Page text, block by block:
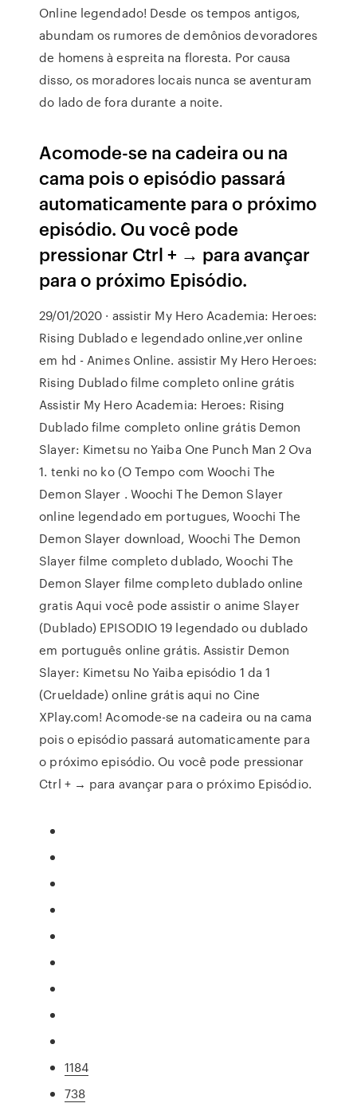
Online legendado! Desde os tempos antigos,
abundam os rumores de demônios devoradores
de homens à espreita na floresta. Por causa
disso, os moradores locais nunca se aventuram
do lado de fora durante a noite.
Acomode-se na cadeira ou na
cama pois o episódio passará
automaticamente para o próximo
episódio. Ou você pode
pressionar Ctrl + → para avançar
para o próximo Episódio.
29/01/2020 · assistir My Hero Academia: Heroes:
Rising Dublado e legendado online,ver online
em hd - Animes Online. assistir My Hero Heroes:
Rising Dublado filme completo online grátis
Assistir My Hero Academia: Heroes: Rising
Dublado filme completo online grátis Demon
Slayer: Kimetsu no Yaiba One Punch Man 2 Ova
1. tenki no ko (O Tempo com Woochi The
Demon Slayer . Woochi The Demon Slayer
online legendado em portugues, Woochi The
Demon Slayer download, Woochi The Demon
Slayer filme completo dublado, Woochi The
Demon Slayer filme completo dublado online
gratis Aqui você pode assistir o anime Slayer
(Dublado) EPISODIO 19 legendado ou dublado
em português online grátis. Assistir Demon
Slayer: Kimetsu No Yaiba episódio 1 da 1
(Crueldade) online grátis aqui no Cine
XPlay.com! Acomode-se na cadeira ou na cama
pois o episódio passará automaticamente para
o próximo episódio. Ou você pode pressionar
Ctrl + → para avançar para o próximo Episódio.
1184
738